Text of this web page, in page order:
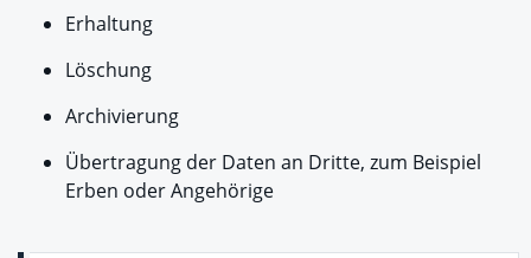
Erhaltung
Löschung
Archivierung
Übertragung der Daten an Dritte, zum Beispiel
Erben oder Angehörige